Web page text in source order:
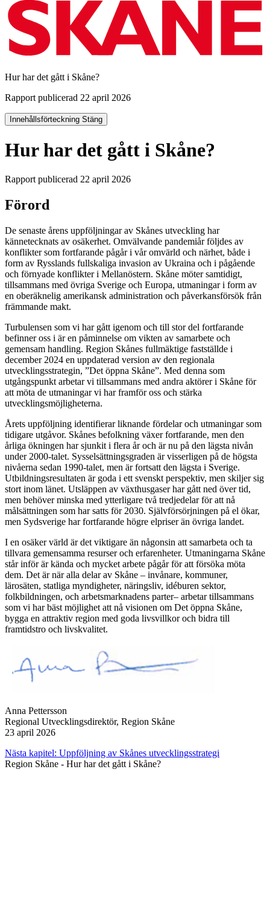
Hur har det gått i Skåne?
Rapport publicerad 22 april 2026
Innehållsförteckning Stäng
Hur har det gått i Skåne?
Rapport publicerad 22 april 2026
Förord
De senaste årens uppföljningar av Skånes utveckling har
kännetecknats av osäkerhet. Omvälvande pandemiår följdes av
konflikter som fortfarande pågår i vår omvärld och närhet, både i
form av Rysslands fullskaliga invasion av Ukraina och i pågående
och förnyade konflikter i Mellanöstern. Skåne möter samtidigt,
tillsammans med övriga Sverige och Europa, utmaningar i form av
en oberäknelig amerikansk administration och påverkansförsök från
främmande makt.
Turbulensen som vi har gått igenom och till stor del fortfarande
befinner oss i är en påminnelse om vikten av samarbete och
gemensam handling. Region Skånes fullmäktige fastställde i
december 2024 en uppdaterad version av den regionala
utvecklingsstrategin, ”Det öppna Skåne”. Med denna som
utgångspunkt arbetar vi tillsammans med andra aktörer i Skåne för
att möta de utmaningar vi har framför oss och stärka
utvecklingsmöjligheterna.
Årets uppföljning identifierar liknande fördelar och utmaningar som
tidigare utgåvor. Skånes befolkning växer fortfarande, men den
årliga ökningen har sjunkit i flera år och är nu på den lägsta nivån
under 2000-talet. Sysselsättningsgraden är visserligen på de högsta
nivåerna sedan 1990-talet, men är fortsatt den lägsta i Sverige.
Utbildningsresultaten är goda i ett svenskt perspektiv, men skiljer sig
stort inom länet. Utsläppen av växthusgaser har gått ned över tid,
men behöver minska med ytterligare två tredjedelar för att nå
målsättningen som har satts för 2030. Självförsörjningen på el ökar,
men Sydsverige har fortfarande högre elpriser än övriga landet.
I en osäker värld är det viktigare än någonsin att samarbeta och ta
tillvara gemensamma resurser och erfarenheter. Utmaningarna Skåne
står inför är kända och mycket arbete pågår för att försöka möta
dem. Det är när alla delar av Skåne – invånare, kommuner,
lärosäten, statliga myndigheter, näringsliv, idéburen sektor,
folkbildningen, och arbetsmarknadens parter– arbetar tillsammans
som vi har bäst möjlighet att nå visionen om Det öppna Skåne,
bygga en attraktiv region med goda livsvillkor och bidra till
framtidstro och livskvalitet.
Anna Pettersson
Regional Utvecklingsdirektör, Region Skåne
23 april 2026
Nästa kapitel: Uppföljning av Skånes utvecklingsstrategi
Region Skåne - Hur har det gått i Skåne?